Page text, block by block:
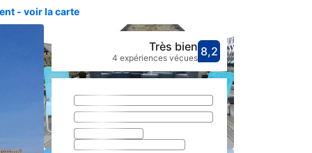
- voir la carte
Avec une
8,2très bien
Très bien
4 expériences vécues